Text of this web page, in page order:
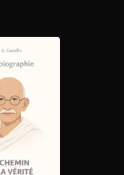
photo, pointe sur le